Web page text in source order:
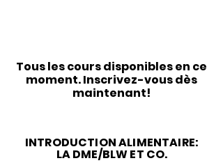
Tous les cours disponibles en ce
moment. Inscrivez-vous dès
maintenant!
INTRODUCTION ALIMENTAIRE:
LA DME/BLW ET CO.